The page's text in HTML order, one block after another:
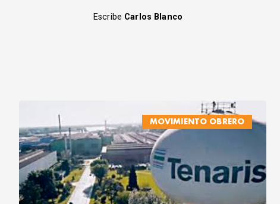
Escribe Carlos Blanco
MOVIMIENTO OBRERO